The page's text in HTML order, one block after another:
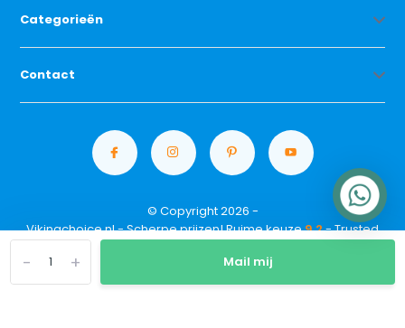
+
- Mail mij
Categorieën
Contact
© Copyright 2026 -
Vikingchoice.nl - Scherpe prijzen! Ruime keuze9.2- Trusted